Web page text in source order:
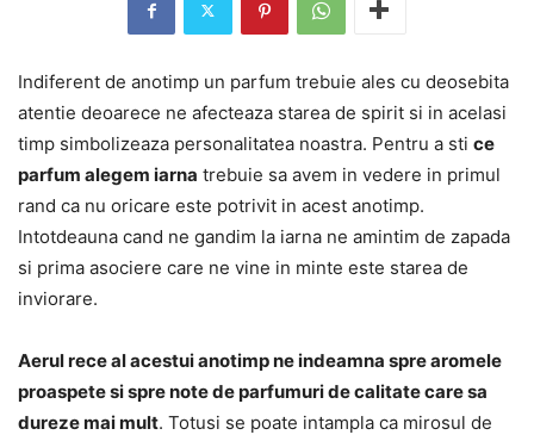
Indiferent de anotimp un parfum trebuie ales cu deosebita
atentie deoarece ne afecteaza starea de spirit si in acelasi
timp simbolizeaza personalitatea noastra. Pentru a sti ce
parfum alegem iarna trebuie sa avem in vedere in primul
rand ca nu oricare este potrivit in acest anotimp.
Intotdeauna cand ne gandim la iarna ne amintim de zapada
si prima asociere care ne vine in minte este starea de
inviorare.
Aerul rece al acestui anotimp ne indeamna spre aromele
proaspete si spre note de parfumuri de calitate care sa
dureze mai mult. Totusi se poate intampla ca mirosul de